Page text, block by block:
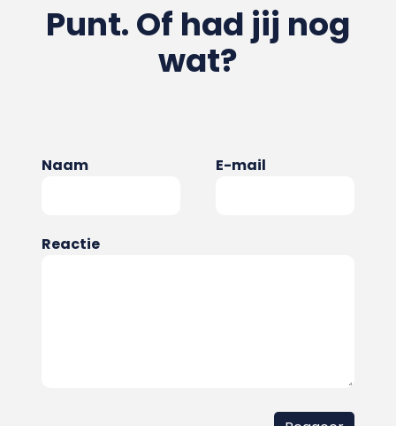
Punt. Of had jij nog
wat?
Naam E-mail
Reactie